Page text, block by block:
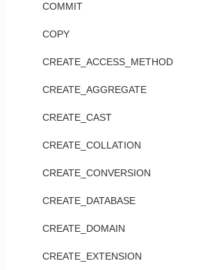
COMMIT
COPY
CREATE_ACCESS_METHOD
CREATE_AGGREGATE
CREATE_CAST
CREATE_COLLATION
CREATE_CONVERSION
CREATE_DATABASE
CREATE_DOMAIN
CREATE_EXTENSION